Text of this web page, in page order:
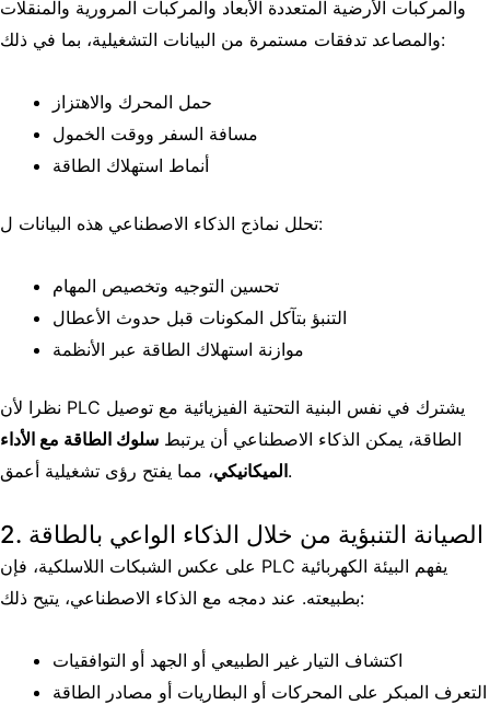
والمركبات الأرضية المتعددة الأبعاد والمركبات المرورية والمنقلات
والمصاعد تدفقات مستمرة من البيانات التشغيلية، بما في ذلك:
حمل المحرك والاهتزاز
مسافة السفر ووقت الخمول
أنماط استهلاك الطاقة
تحلل نماذج الذكاء الاصطناعي هذه البيانات ل:
تحسين التوجيه وتخصيص المهام
التنبؤ بتآكل المكونات قبل حدوث الأعطال
موازنة استهلاك الطاقة عبر الأنظمة
نظرا لأن PLC يشترك في نفس البنية التحتية الفيزيائية مع توصيل
الطاقة، يمكن الذكاء الاصطناعي أن يرتبط سلوك الطاقة مع الأداء
الميكانيكي، مما يفتح رؤى تشغيلية أعمق.
2. الصيانة التنبؤية من خلال الذكاء الواعي بالطاقة
على عكس الشبكات اللاسلكية، فإن PLC يفهم البيئة الكهربائية
بطبيعته. عند دمجه مع الذكاء الاصطناعي، يتيح ذلك:
اكتشاف التيار غير الطبيعي أو الجهد أو التوافقيات
التعرف المبكر على المحركات أو البطاريات أو مصادر الطاقة